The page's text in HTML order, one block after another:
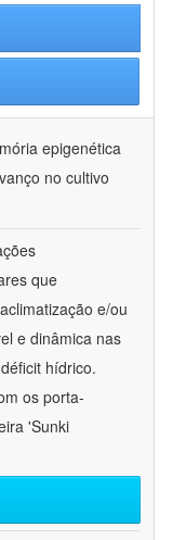
epigenética
no cultivo
que
e/ou
e dinâmica nas
hídrico.
os porta-
'Sunki